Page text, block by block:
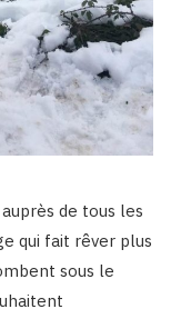
de tous les
qui fait rêver plus
sous le